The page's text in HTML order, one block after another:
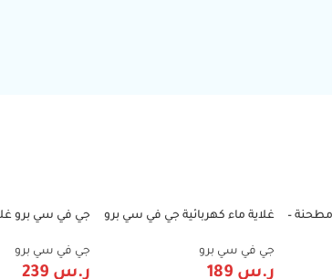
–
-32%
غلاية ماء كهربائية جي في سي برو
توزيع بصنبور | GVCBK-2008SS
جي في سي برو
ر.س
-32%
جي في سي برو
ر.س